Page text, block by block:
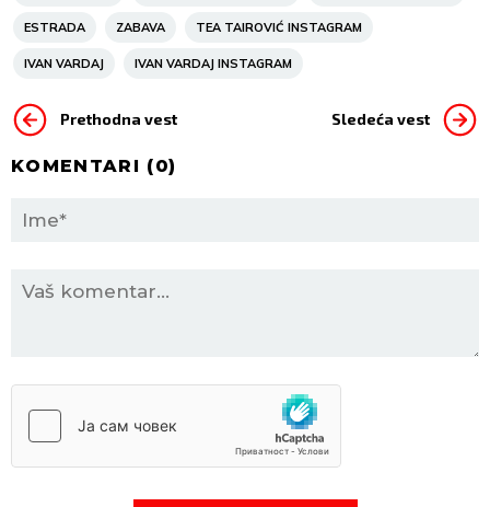
ESTRADA ZABAVA TEA TAIROVIĆ INSTAGRAM
IVAN VARDAJ IVAN VARDAJ INSTAGRAM
Prethodna vest Sledeća vest
KOMENTARI (0)